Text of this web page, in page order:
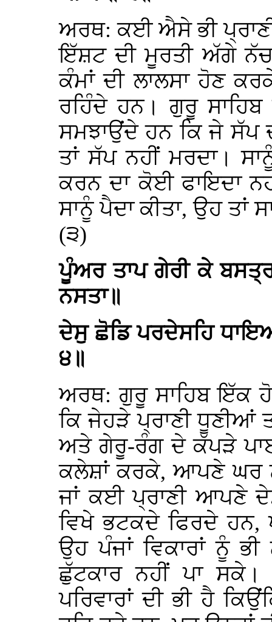
ਅਰਥ: ਕਈ ਐਸੇ ਭੀ
ਇੱਸ਼ਟ ਦੀ ਮੂਰਤੀ ਅੱਗੇ
ਕੰਮਾਂ ਦੀ ਲਾਲਸਾ ਹੋਣ
ਰਹਿੰਦੇ ਹਨ। ਗੁਰੂ
ਸਮਝਾਉਂਦੇ ਹਨ ਕਿ ਜੇ ਸੱਪ
ਤਾਂ ਸੱਪ ਨਹੀਂ ਮਰਦਾ।
ਕਰਨ ਦਾ ਕੋਈ ਫਾਇਦਾ
ਸਾਨੂੰ ਪੈਦਾ ਕੀਤਾ, ਉਹ ਤਾਂ
(੩)
ਪੂੰਅਰ ਤਾਪ ਗੇਰੀ ਕੇ
ਨਸਤਾ॥
ਦੇਸੁ ਛੋਡਿ ਪਰਦੇਸਹਿ
੪॥
ਅਰਥ: ਗੁਰੂ ਸਾਹਿਬ ਇੱਕ
ਕਿ ਜੇਹੜੇ ਪ੍ਰਾਣੀ ਧੂਣੀਆਂ
ਅਤੇ ਗੇਰੂ-ਰੰਗ ਦੇ ਕੱਪੜੇ
ਕਲੇਸ਼ਾਂ ਕਰਕੇ, ਆਪਣੇ ਘਰ
ਜਾਂ ਕਈ ਪ੍ਰਾਣੀ ਆਪਣੇ
ਵਿਖੇ ਭਟਕਦੇ ਫਿਰਦੇ ਹਨ,
ਉਹ ਪੰਜਾਂ ਵਿਕਾਰਾਂ ਨੂੰ
ਛੁੱਟਕਾਰ ਨਹੀਂ ਪਾ
ਪਰਿਵਾਰਾਂ ਦੀ ਭੀ ਹੈ